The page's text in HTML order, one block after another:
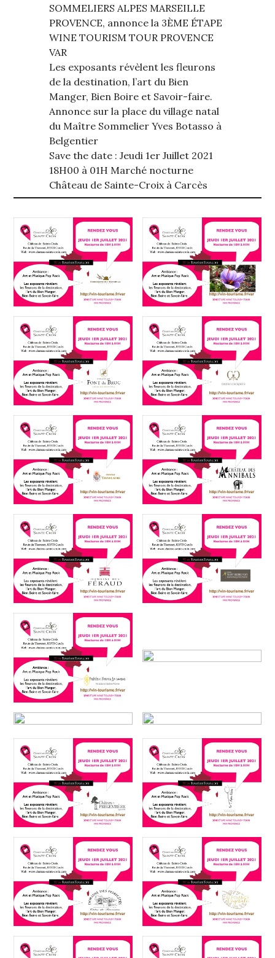
SOMMELIERS ALPES MARSEILLE
PROVENCE, annonce la 3ÈME ÉTAPE
WINE TOURISM TOUR PROVENCE
VAR
Les exposants révèlent les fleurons
de la destination, l’art du Bien
Manger, Bien Boire et Savoir-faire.
Annonce sur la place du village natal
du Maître Sommelier Yves Botasso à
Belgentier
Save the date : Jeudi 1er Juillet 2021
18H00 à 01H Marché nocturne
Château de Sainte-Croix à Carcès